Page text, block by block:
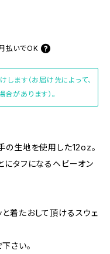
払いでOK
ます（お届け先によって、
があります）。
の生地を使用した12oz。
にタフになるヘビーオン
着たおして頂けるスウェ
さい。